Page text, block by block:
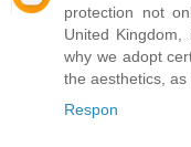
protection not
United
why we adopt
the aesthetics, as
Respon